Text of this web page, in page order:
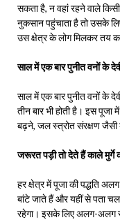
सकता है, न वहां रहने वाले
नुकसान पहुंचाता है तो उसके
उस क्षेत्र के लोग मिलकर तय
साल में एक बार पुनीत वनों के
साल में एक बार पुनीत वनों के
तीन बार भी होती है। इस
बढ़ने, जल स्त्रोत संरक्षण जैसी
जरूरत पड़ी तो देते हैं काले मुर्गे
हर क्षेत्र में पूजा की पद्धति
बांटे जाते हैं और यहीं से पता
रहेगा। इसके लिए अलग-अलग